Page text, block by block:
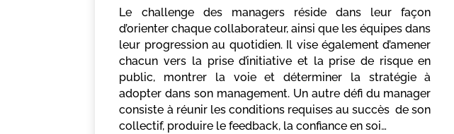
Le challenge des managers réside dans leur façon
d’orienter chaque collaborateur, ainsi que les équipes dans
leur progression au quotidien. Il vise également d’amener
chacun vers la prise d’initiative et la prise de risque en
public, montrer la voie et déterminer la stratégie à
adopter dans son management. Un autre défi du manager
consiste à réunir les conditions requises au succès de son
collectif, produire le feedback, la confiance en soi…